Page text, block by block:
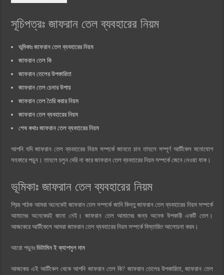
সূচিপত্রঃ জাফরান তেল ব্যবহারের নিয়ম
ভূমিকাঃ জাফরান তেল ব্যবহারের নিয়ম
জাফরান তেল কি
জাফরান তেলের উপকারিতা
জাফরান তেল চেনার উপায়
জাফরান তেল তৈরি করার নিয়ম
জাফরান তেল ব্যবহারের নিয়ম
শেষ কথাঃ জাফরান তেল ব্যবহারের নিয়ম
আপনি যদি জাফরান তেল ব্যবহারের নিয়ম সম্পর্কে জানতে চান তাহলে সম্পূর্ণ আর্টিকেল মনোযোগ
সহকারে পড়ুন। তাহলে চলুন দেরি না করে জাফরান তেল ব্যবহারের নিয়ম সম্পর্কে জেনে নেওয়া যাক।
ভূমিকাঃ জাফরান তেল ব্যবহারের নিয়ম
প্রিয় পাঠক আমরা অনেকেই জাফরান তেল সম্পর্কে জানি কিন্তু জাফরান তেল ব্যবহারের নিয়ম সম্পর্কে
আমাদের অনেকেরই জানা নেই। জাফরান তেল আমাদের জন্য অনেক উপকারী একটি তেল।
আজকেরে আর্টিকেলে আমরা জাফরান তেল ব্যবহারের নিয়ম সম্পর্কে বিস্তারিত আলোচনা করব।
আরো পড়ুনঃভিটামিন ই ক্যাপসুল দাম
আজকের এই আর্টিকেল থেকে আপনি জাফরান তেল কি? জাফরান তেলের উপকারিতা, জাফরান তেল